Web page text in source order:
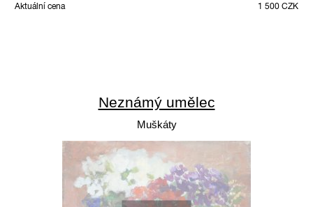
Aktuální cena
1 500 CZK
Neznámý umělec
Muškáty